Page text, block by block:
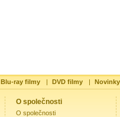
Blu-ray filmy | DVD filmy |
O společnosti
O společnosti